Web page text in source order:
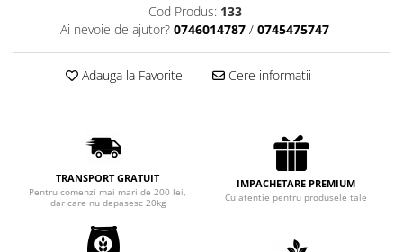
Fursecuri cu unt
Checurile Royal
Prajituri
Prajituri Fabrica de Amandine
Prajituri nuci
Cod Produs: 133
Ai nevoie de ajutor? 0746014787 / 0745475747
Adauga la Favorite Cere informatii
TRANSPORT GRATUIT
Pentru comenzi mai mari de 200 lei,
dar care nu depasesc 20kg
IMPACHETARE PREMIUM
Cu atentie pentru produsele tale